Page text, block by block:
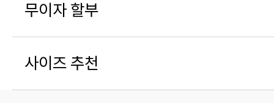
무이자 할부
사이즈 추천